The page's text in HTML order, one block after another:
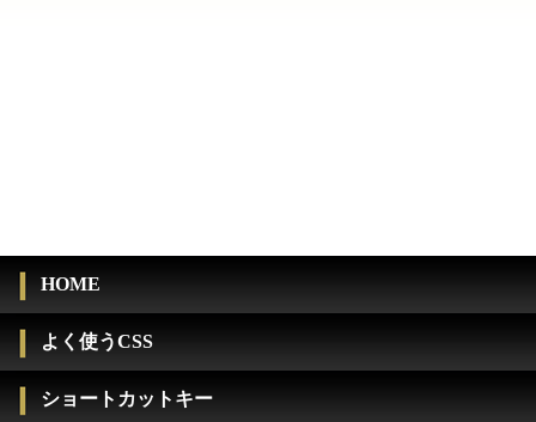
HOME
よく使うCSS
ショートカットキー